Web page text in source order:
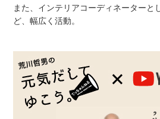
また、インテリアコーディネーターと
ど、幅広く活動。